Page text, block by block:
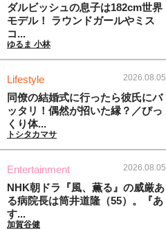
ダルビッシュの息子は182cm世界
モデル！ ラウンドガールやミス
コ...
ゆるま 小林
Lifestyle 2026.08.05
同僚の結婚式に行ったら彼氏にバ
ッタリ！偶然が招いた縁？／びっ
くり体...
トシタカマサ
Entertainment 2026.08.05
NHK朝ドラ『風、薫る』の威厳あ
る病院長は筒井道隆（55）。『あ
す...
加賀谷健